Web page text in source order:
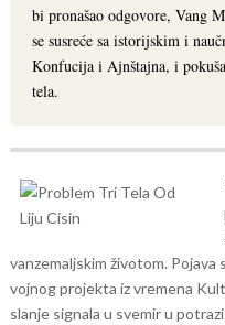
bi pronašao odgovore, Vang
se susreće sa istorijskim i
Konfucija i Ajnštajna, i
tela.
vanzemaljskim životom.
vojnog projekta iz vremena
slanje signala u svemir u